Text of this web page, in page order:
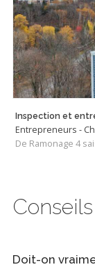
Inspection et
Entrepreneurs -
De Ramonage 4
Doit-on